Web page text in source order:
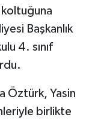
Başkanlık
4. sınıf
Öztürk, Yasin
birlikte